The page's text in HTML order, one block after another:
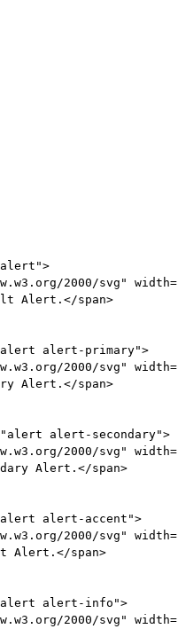
>
2000/svg" width=
Alert.</span>
alert-primary">
2000/svg" width=
Alert. </span>
"alert alert-secondary">
2000/svg" width=
Alert. </span>
alert-accent">
2000/svg" width=
Alert. </span>
alert-info">
2000/svg" width=